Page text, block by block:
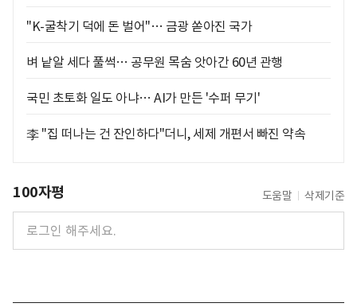
"K-굴착기 덕에 돈 벌어"… 금광 쏟아진 국가
벼 낱알 세다 풀썩… 공무원 목숨 앗아간 60년 관행
국민 초토화 일도 아냐… AI가 만든 '수퍼 무기'
李 "집 떠나는 건 잔인하다"더니, 세제 개편서 빠진 약속
100자평 도움말 삭제기준